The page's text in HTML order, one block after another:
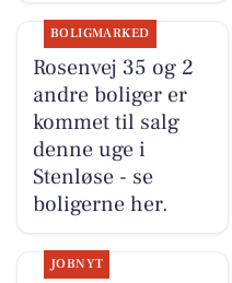
BOLIGMARKED
Rosenvej 35 og 2
andre boliger er
kommet til salg
denne uge i
Stenløse - se
boligerne her.
JOBNYT